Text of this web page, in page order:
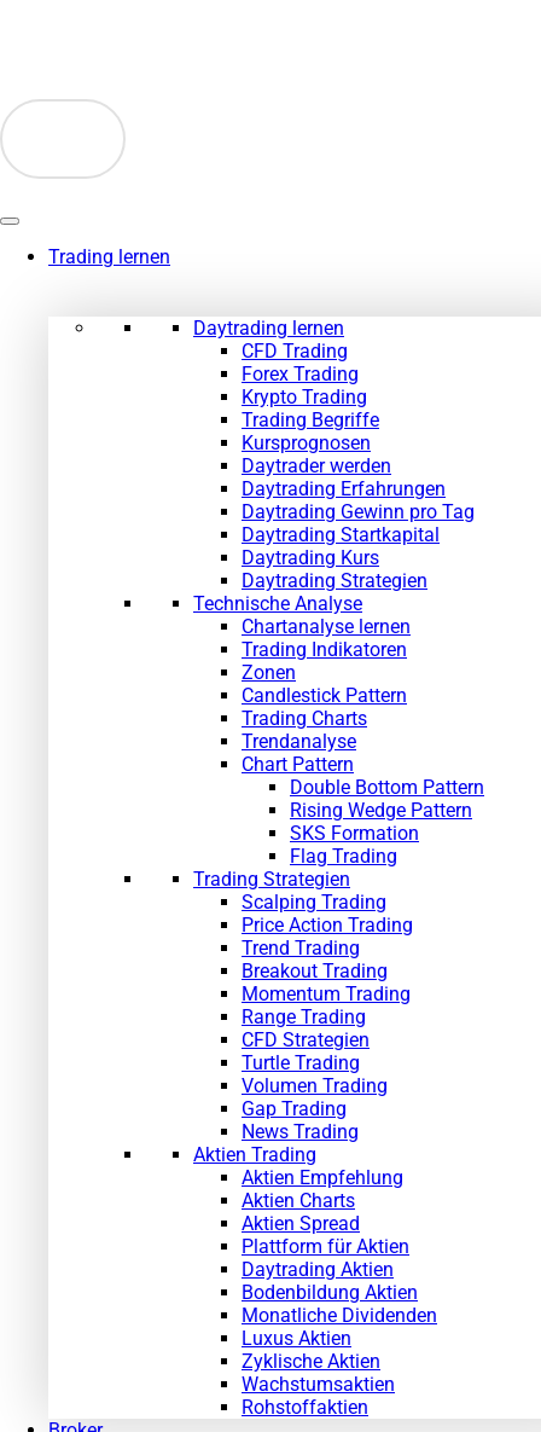
Trading lernen
Daytrading lernen
CFD Trading
Forex Trading
Krypto Trading
Trading Begriffe
Kursprognosen
Daytrader werden
Daytrading Erfahrungen
Daytrading Gewinn pro Tag
Daytrading Startkapital
Daytrading Kurs
Daytrading Strategien
Technische Analyse
Chartanalyse lernen
Trading Indikatoren
Zonen
Candlestick Pattern
Trading Charts
Trendanalyse
Chart Pattern
Double Bottom Pattern
Rising Wedge Pattern
SKS Formation
Flag Trading
Trading Strategien
Scalping Trading
Price Action Trading
Trend Trading
Breakout Trading
Momentum Trading
Range Trading
CFD Strategien
Turtle Trading
Volumen Trading
Gap Trading
News Trading
Aktien Trading
Aktien Empfehlung
Aktien Charts
Aktien Spread
Plattform für Aktien
Daytrading Aktien
Bodenbildung Aktien
Monatliche Dividenden
Luxus Aktien
Zyklische Aktien
Wachstumsaktien
Rohstoffaktien